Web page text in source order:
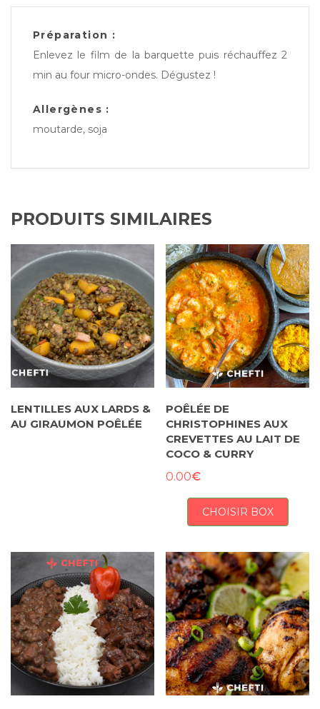
Préparation :
Enlevez le film de la barquette puis réchauffez 2
min au four micro-ondes. Dégustez !
Allergènes :
moutarde, soja
PRODUITS SIMILAIRES
LENTILLES AUX LARDS &
AU GIRAUMON POÊLÉE
POÊLÉE DE
CHRISTOPHINES AUX
CREVETTES AU LAIT DE
COCO & CURRY
0.00€
CHOISIR BOX